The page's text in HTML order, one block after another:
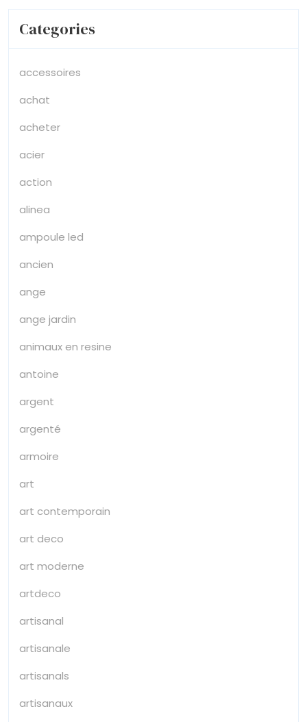
Categories
accessoires
achat
acheter
acier
action
alinea
ampoule led
ancien
ange
ange jardin
animaux en resine
antoine
argent
argenté
armoire
art
art contemporain
art deco
art moderne
artdeco
artisanal
artisanale
artisanals
artisanaux